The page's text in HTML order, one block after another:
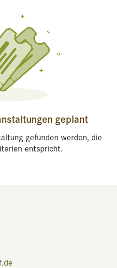
geplant
gefunden werden, die
entspricht.